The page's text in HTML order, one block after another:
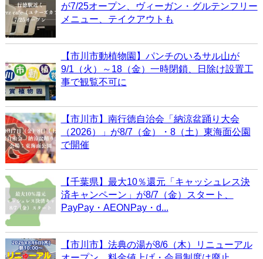
が7/25オープン、ヴィーガン・グルテンフリー
メニュー、テイクアウトも
【市川市動植物園】パンチのいるサル山が
9/1（火）～18（金）一時閉鎖、日除け設置工
事で観覧不可に
【市川市】南行徳自治会「納涼盆踊り大会
（2026）」が8/7（金）・8（土）東海面公園
で開催
【千葉県】最大10％還元「キャッシュレス決
済キャンペーン」が8/7（金）スタート、
PayPay・AEONPay・d...
【市川市】法典の湯が8/6（木）リニューアル